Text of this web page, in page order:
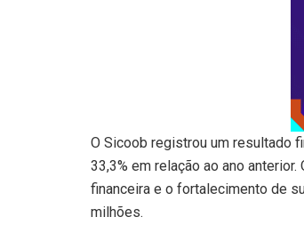
O Sicoob registrou um resultado
33,3% em relação ao ano
financeira e o fortalecimento de
milhões.